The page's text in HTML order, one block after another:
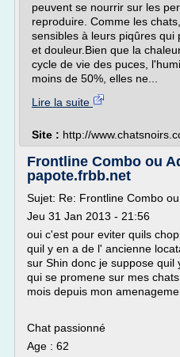
peuvent se nourrir sur les
reproduire. Comme les
sensibles à leurs piqûres
et douleur.Bien que la
cycle de vie des puces,
moins de 50%, elles ne...
Lire la suite
Site : http://
Frontline Combo ou
papote.frbb.net
Sujet: Re: Frontline Combo
Jeu 31 Jan 2013 - 21:56
oui c'est pour eviter quils
quil y en a de l' ancienne
sur Shin donc je suppose
qui se promene sur mes
mois depuis mon
Chat passionné
Age : 62